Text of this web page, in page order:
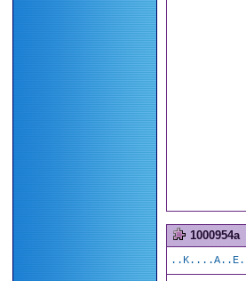
1000954a
..K....A..E.